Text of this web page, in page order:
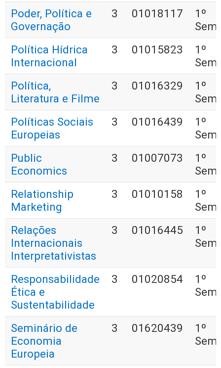
Poder, Política e
Governação
3 01018117
1º
Política Hídrica
Internacional
3 01015823
1º
Política,
Literatura e Filme
3 01016329
1º
Políticas Sociais
Europeias
3 01016439
1º
Public
Economics
3 01007073
1º
Relationship
Marketing
3 01010158
1º
Relações
Internacionais
Interpretativistas
3 01016445
1º
Responsabilidade
Ética e
Sustentabilidade
3 01020854
1º
Seminário de
Economia
Europeia
3 01620439
1º